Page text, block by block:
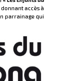
accès à
parrainage qui